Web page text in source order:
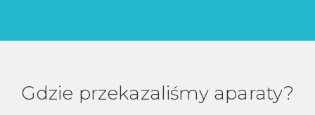
Gdzie przekazaliśmy aparaty?